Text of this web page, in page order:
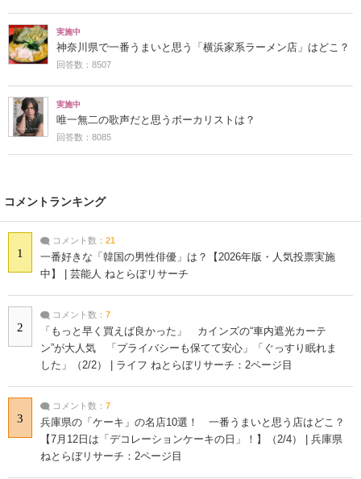
実施中
神奈川県で一番うまいと思う「横浜家系ラーメン店」はどこ？
回答数：8507
実施中
唯一無二の歌声だと思うボーカリストは？
回答数：8085
コメントランキング
1
コメント数： 21
一番好きな「韓国の男性俳優」は？【2026年版・人気投票実施
中】 | 芸能人 ねとらぼリサーチ
2
コメント数： 7
「もっと早く買えば良かった」 カインズの“車内遮光カーテ
ン”が大人気 「プライバシーも保てて安心」「ぐっすり眠れま
した」（2/2） | ライフ ねとらぼリサーチ：2ページ目
3
コメント数： 7
兵庫県の「ケーキ」の名店10選！ 一番うまいと思う店はどこ？
【7月12日は「デコレーションケーキの日」！】（2/4） | 兵庫県
ねとらぼリサーチ：2ページ目